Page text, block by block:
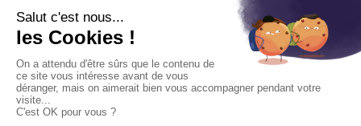
Copyright © 2026 Kactus Tous droits réservés
Conditions générales d'utilisation
Mentions légales
Signaler un contenu